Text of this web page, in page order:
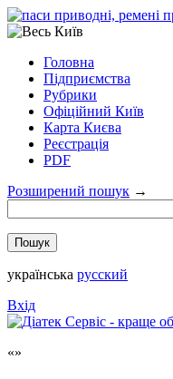
Головна
Підприємства
Рубрики
Офіційний Київ
Карта Києва
Реєстрація
PDF
Розширений пошук →
українська русский
Вхід